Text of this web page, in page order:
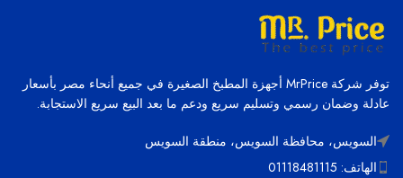
توفر شركة MrPrice أجهزة المطبخ الصغيرة في جميع أنحاء مصر بأسعار
عادلة وضمان رسمي وتسليم سريع ودعم ما بعد البيع سريع الاستجابة.
السويس، محافظة السويس، منطقة السويس
الهاتف: 01118481115